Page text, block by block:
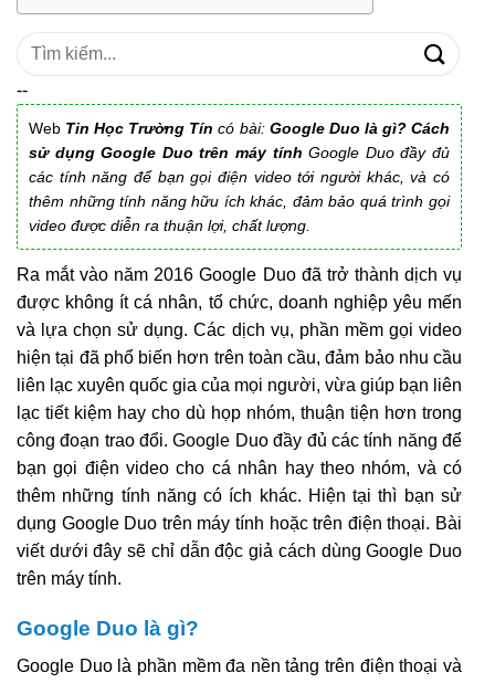
Tìm
--
Web Tin Học Trường Tíncó bài: Google Duo là gì? Cách
sử dụng Google Duo trên máy tính Google Duo đầy đủ
các tính năng để bạn gọi điện video tới người khác, và có
thêm những tính năng hữu ích khác, đảm bảo quá trình gọi
video được diễn ra thuận lợi, chất lượng.
Ra mắt vào năm 2016 Google Duo đã trở thành dịch vụ
được không ít cá nhân, tổ chức, doanh nghiệp yêu mến
và lựa chọn sử dụng. Các dịch vụ, phần mềm gọi video
hiện tại đã phổ biến hơn trên toàn cầu, đảm bảo nhu cầu
liên lạc xuyên quốc gia của mọi người, vừa giúp bạn liên
lạc tiết kiệm hay cho dù họp nhóm, thuận tiện hơn trong
công đoạn trao đổi. Google Duo đầy đủ các tính năng để
bạn gọi điện video cho cá nhân hay theo nhóm, và có
thêm những tính năng có ích khác. Hiện tại thì bạn sử
dụng Google Duo trên máy tính hoặc trên điện thoại. Bài
viết dưới đây sẽ chỉ dẫn độc giả cách dùng Google Duo
trên máy tính.
Google Duo là gì?
Google Duo là phần mềm đa nền tảng trên điện thoại và